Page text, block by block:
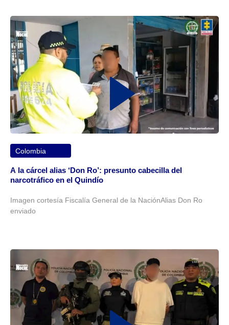
Colombia
A la cárcel alias ‘Don Ro’: presunto cabecilla del
narcotráfico en el Quindío
Imagen cortesía Fiscalía General de la NaciónAlias Don Ro
enviado